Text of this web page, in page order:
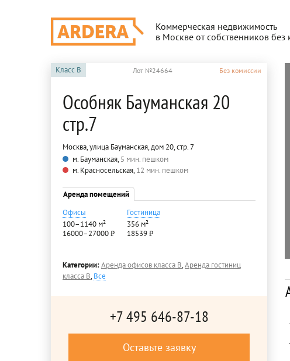
Коммерческая недвижимость
в Москве от собственников без
Класс B Лот №24664 Без комиссии
Особняк Бауманская 20
стр.7
Москва, улица Бауманская, дом 20, стр. 7
м. Бауманская,5 мин. пешком
м. Красносельская,12 мин. пешком
Аренда помещений
Офисы
100–1140 м²
16000–27000 ₽
Гостиница
356 м²
18539 ₽
Категории:Аренда офисов класса B,Аренда гостиниц
класса B,Все
+7 495 646-87-18
Оставьте заявку